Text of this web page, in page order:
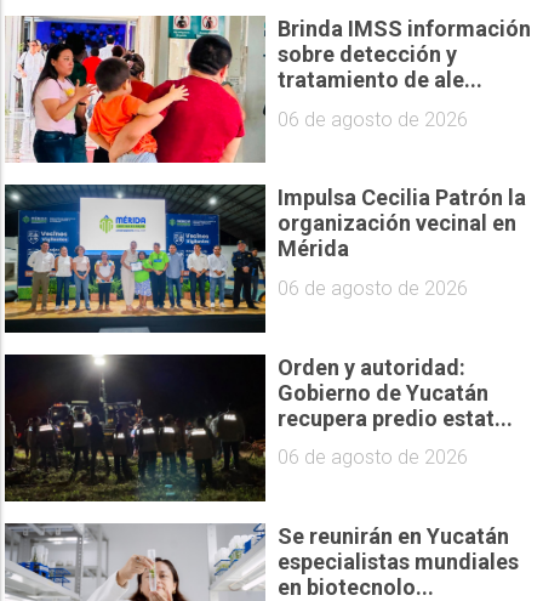
Brinda IMSS información
sobre detección y
tratamiento de ale...
06 de agosto de 2026
Impulsa Cecilia Patrón la
organización vecinal en
Mérida
06 de agosto de 2026
Orden y autoridad:
Gobierno de Yucatán
recupera predio estat...
06 de agosto de 2026
Se reunirán en Yucatán
especialistas mundiales
en biotecnolo...